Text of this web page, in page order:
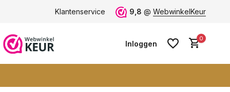
klantbeoordeling 9+ Grootste collectie -ruim 600+
Klantenservice 9,8 @ WebwinkelKeur
Inloggen
0